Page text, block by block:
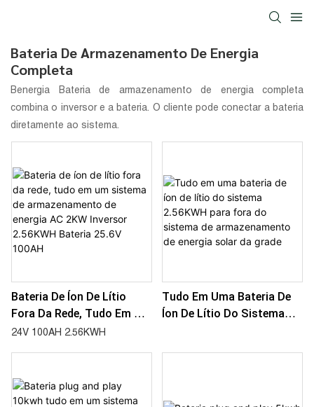
Bateria De Armazenamento De Energia
Completa
Benergia
Bateria de armazenamento de energia completa
combina o inversor e a bateria. O cliente pode conectar a bateria
diretamente ao sistema.
Bateria De Íon De Lítio
Fora Da Rede, Tudo Em Um
Sistema De
2.56KWH Bateria 25.6V
100AH
24V 100AH 2.56KWH
Tudo Em Uma Bateria De
Íon De Lítio Do Sistema